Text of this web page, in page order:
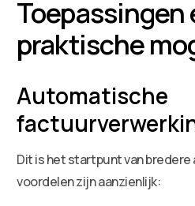
Toepassingen
praktische
Automatische
Dit is het startpunt van
voordelen zijn aanzienlijk: